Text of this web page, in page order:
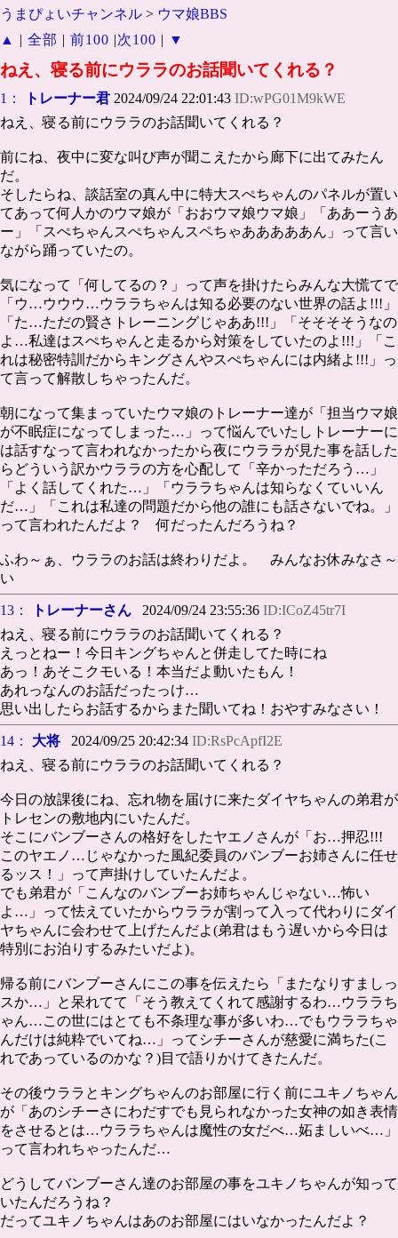
うまぴょいチャンネル > ウマ娘BBS
▲
| 全部 | 前100 |次100 | ▼
ねえ、寝る前にウララのお話聞いてくれる？
1： トレーナー君 2024/09/24 22:01:43 ID:wPG01M9kWE
ねえ、寝る前にウララのお話聞いてくれる？
前にね、夜中に変な叫び声が聞こえたから廊下に出てみたん
だ。
そしたらね、談話室の真ん中に特大スぺちゃんのパネルが置い
てあって何人かのウマ娘が「おおウマ娘ウマ娘」「ああーうあ
ー」「スぺちゃんスぺちゃんスペちゃあああああん」って言い
ながら踊っていたの。
気になって「何してるの？」って声を掛けたらみんな大慌てで
「ウ…ウウウ…ウララちゃんは知る必要のない世界の話よ!!!」
「た…ただの賢さトレーニングじゃああ!!!」「そそそそうなの
よ…私達はスぺちゃんと走るから対策をしていたのよ!!!」「こ
れは秘密特訓だからキングさんやスぺちゃんには内緒よ!!!」っ
て言って解散しちゃったんだ。
朝になって集まっていたウマ娘のトレーナー達が「担当ウマ娘
が不眠症になってしまった…」って悩んでいたしトレーナーに
は話すなって言われなかったから夜にウララが見た事を話した
らどういう訳かウララの方を心配して「辛かっただろう…」
「よく話してくれた…」「ウララちゃんは知らなくていいん
だ…」「これは私達の問題だから他の誰にも話さないでね。」
って言われたんだよ？ 何だったんだろうね？
ふわ～ぁ、ウララのお話は終わりだよ。 みんなお休みなさ～
い
13： トレーナーさん 2024/09/24 23:55:36 ID:ICoZ45tr7I
ねえ、寝る前にウララのお話聞いてくれる？
えっとねー！今日キングちゃんと併走してた時にね
あっ！あそこクモいる！本当だよ動いたもん！
あれっなんのお話だったっけ…
思い出したらお話するからまた聞いてね！おやすみなさい！
14： 大将 2024/09/25 20:42:34 ID:RsPcApfI2E
ねえ、寝る前にウララのお話聞いてくれる？
今日の放課後にね、忘れ物を届けに来たダイヤちゃんの弟君が
トレセンの敷地内にいたんだ。
そこにバンブーさんの格好をしたヤエノさんが「お…押忍!!!
このヤエノ…じゃなかった風紀委員のバンブーお姉さんに任せ
るッス！」って声掛けしていたんだよ。
でも弟君が「こんなのバンブーお姉ちゃんじゃない…怖い
よ…」って怯えていたからウララが割って入って代わりにダイ
ヤちゃんに会わせて上げたんだよ(弟君はもう遅いから今日は
特別にお泊りするみたいだよ)。
帰る前にバンブーさんにこの事を伝えたら「またなりすましっ
スか…」と呆れてて「そう教えてくれて感謝するわ…ウララち
ゃん…この世にはとても不条理な事が多いわ…でもウララちゃ
んだけは純粋でいてね…」ってシチーさんが慈愛に満ちた(こ
れであっているのかな？)目で語りかけてきたんだ。
その後ウララとキングちゃんのお部屋に行く前にユキノちゃん
が「あのシチーさにわだすでも見られなかった女神の如き表情
をさせるとは…ウララちゃんは魔性の女だべ…妬ましいべ…」
って言われちゃったんだ…
どうしてバンブーさん達のお部屋の事をユキノちゃんが知って
いたんだろうね？
だってユキノちゃんはあのお部屋にはいなかったんだよ？